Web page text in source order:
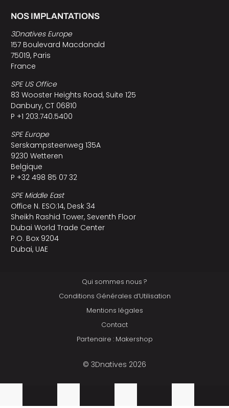
NOS IMPLANTATIONS
3Dnatives Europe
157 Boulevard Macdonald
75019, Paris
France
SPE US Office
83 Wooster Heights Road, Suite 125
Danbury, CT 06810
P +1 203.740.5400
SPE Europe
Serskampsteenweg 135A
9230 Wetteren
Belgique
P +32 498 85 07 32
SPE Middle East
Office N. ESO:14, Desk 34
Sheikh Rashid Tower, Seventh Floor
Dubai World Trade Center
P.O. Box 9204
Dubai, UAE
Qui sommes nous ?
Conditions Générales d’Utilisation
Mentions légales
Contact
Partenaire : Makershop
© 3Dnatives 2026